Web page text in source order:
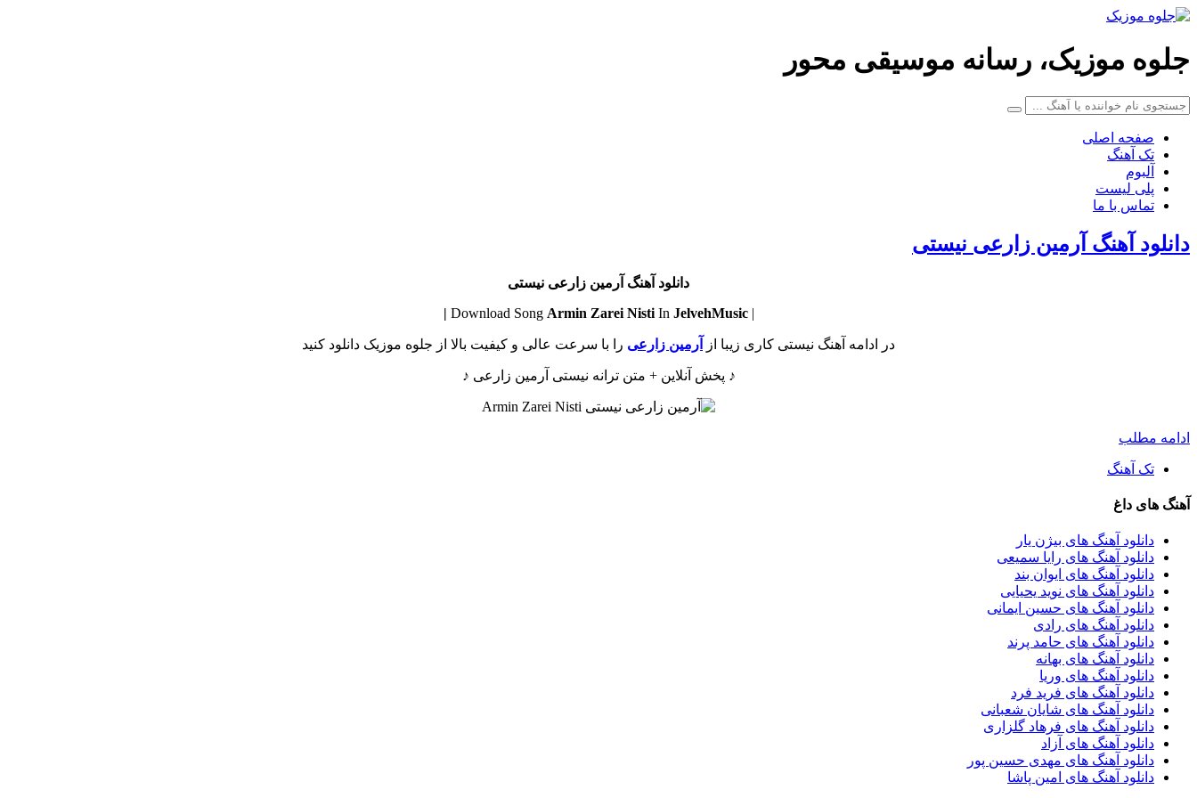
جلوه موزیک، رسانه موسیقی محور
صفحه اصلی
تک آهنگ
آلبوم
پلی لیست
تماس با ما
دانلود آهنگ آرمین زارعی نیستی
دانلود آهنگ آرمین زارعی نیستی
| Download Song
Armin Zarei NistiIn JelvehMusic |
در ادامه آهنگ نیستی کاری زیبا از آرمین زارعی را با سرعت عالی و کیفیت بالا از جلوه موزیک دانلود کنید
♪ پخش آنلاین + متن ترانه نیستی آرمین زارعی ♪
ادامه مطلب
تک آهنگ
آهنگ های داغ
دانلود آهنگ های بیژن یار
دانلود آهنگ های رایا سمیعی
دانلود آهنگ های ایوان بند
دانلود آهنگ های نوید یحیایی
دانلود آهنگ های حسین ایمانی
دانلود آهنگ های رادی
دانلود آهنگ های حامد پرند
دانلود آهنگ های بهانه
دانلود آهنگ های وریا
دانلود آهنگ های فرید فرد
دانلود آهنگ های شایان شعبانی
دانلود آهنگ های فرهاد گلزاری
دانلود آهنگ های آزاد
دانلود آهنگ های مهدی حسین پور
دانلود آهنگ های امین پاشا